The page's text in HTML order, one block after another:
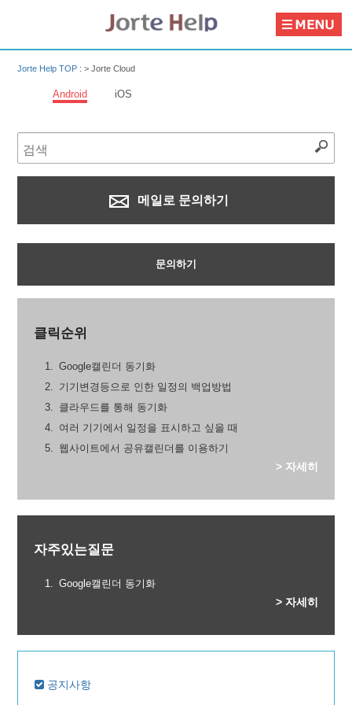
Jorte Help TOP : >Jorte Cloud
Android iOS
메일로 문의하기
문의하기
클릭순위
Google캘린더 동기화
기기변경등으로 인한 일정의 백업방법
클라우드를 통해 동기화
여러 기기에서 일정을 표시하고 싶을 때
웹사이트에서 공유캘린더를 이용하기
> 자세히
자주있는질문
Google캘린더 동기화
> 자세히
공지사항